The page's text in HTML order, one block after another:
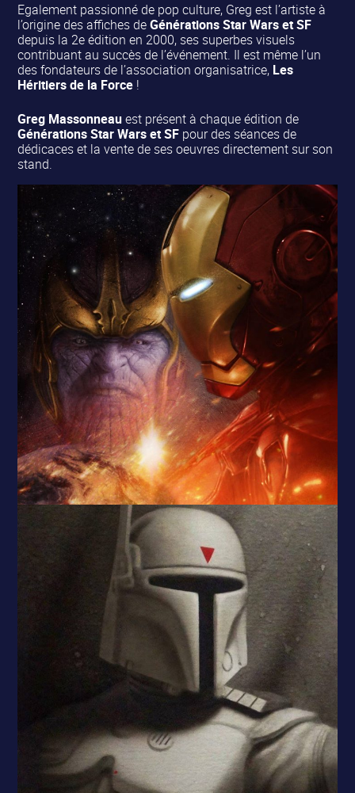
Egalement passionné de pop culture, Greg est l’artiste à
l’origine des affiches deGénérations Star Wars et SF
depuis la 2e édition en 2000, ses superbes visuels
contribuant au succès de l’événement. Il est même l’un
des fondateurs de l’association organisatrice, Les
Héritiers de la Force !
Greg Massonneauest présent à chaque édition de
Générations Star Wars et SF pour des séances de
dédicaces et la vente de ses oeuvres directement sur son
stand.